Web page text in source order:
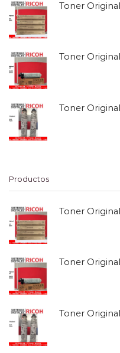
Toner
Toner
Productos
Toner
Toner